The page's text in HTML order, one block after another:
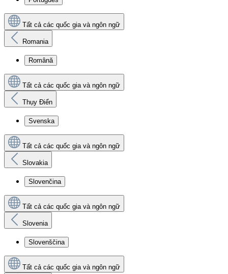
Tất cả các quốc gia và ngôn ngữ
Romania
Română
Tất cả các quốc gia và ngôn ngữ
Thụy Điển
Svenska
Tất cả các quốc gia và ngôn ngữ
Slovakia
Slovenčina
Tất cả các quốc gia và ngôn ngữ
Slovenia
Slovenščina
Tất cả các quốc gia và ngôn ngữ